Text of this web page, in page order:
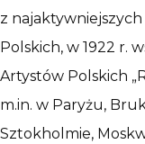
z
Polskich, w 1922 r.
Artystów Polskich
m.in. w Paryżu,
Sztokholmie,